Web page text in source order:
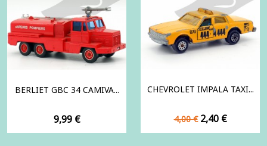
BERLIET GBC 34 CAMIVA...
Prix
9,99 €
CHEVROLET IMPALA TAXI...
Prix
de
4,00 € Prix
2,40 €